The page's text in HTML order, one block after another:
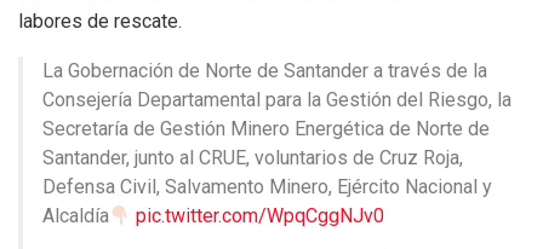
labores de rescate.
La Gobernación de Norte de Santander a través de la
Consejería Departamental para la Gestión del Riesgo, la
Secretaría de Gestión Minero Energética de Norte de
Santander, junto al CRUE, voluntarios de Cruz Roja,
Defensa Civil, Salvamento Minero, Ejército Nacional y
Alcaldía
pic.twitter.com/WpqCggNJv0